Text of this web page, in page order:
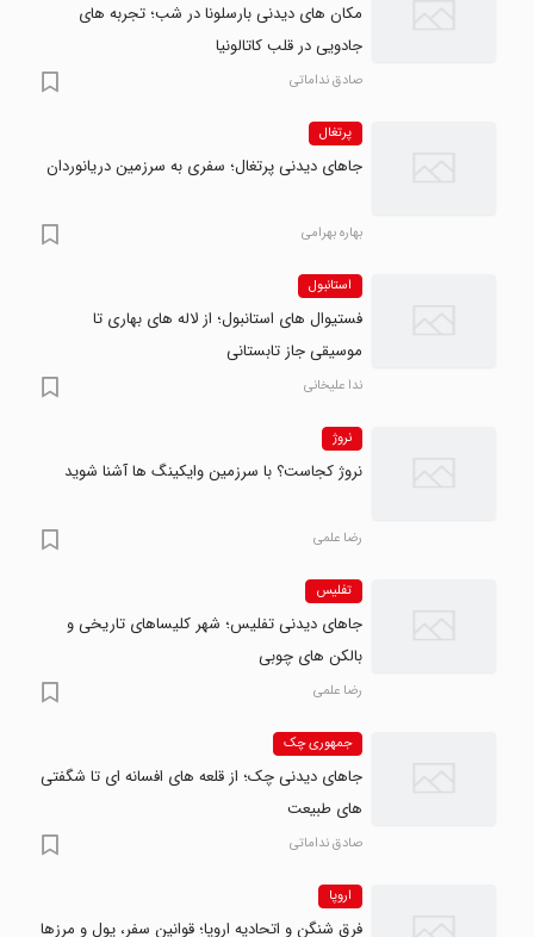
مکان های دیدنی بارسلونا در شب؛ تجربه های
جادویی در قلب کاتالونیا
صادق نداماتی
پرتغال
جاهای دیدنی پرتغال؛ سفری به سرزمین دریانوردان
بهاره بهرامی
استانبول
فستیوال های استانبول؛ از لاله های بهاری تا
موسیقی جاز تابستانی
ندا علیخانی
نروژ
نروژ کجاست؟ با سرزمین وایکینگ ها آشنا شوید
رضا علمی
تفلیس
جاهای دیدنی تفلیس؛ شهر کلیساهای تاریخی و
بالکن های چوبی
رضا علمی
جمهوری چک
جاهای دیدنی چک؛ از قلعه های افسانه ای تا شگفتی
های طبیعت
صادق نداماتی
اروپا
فرق شنگن و اتحادیه اروپا؛ قوانین سفر، پول و مرزها